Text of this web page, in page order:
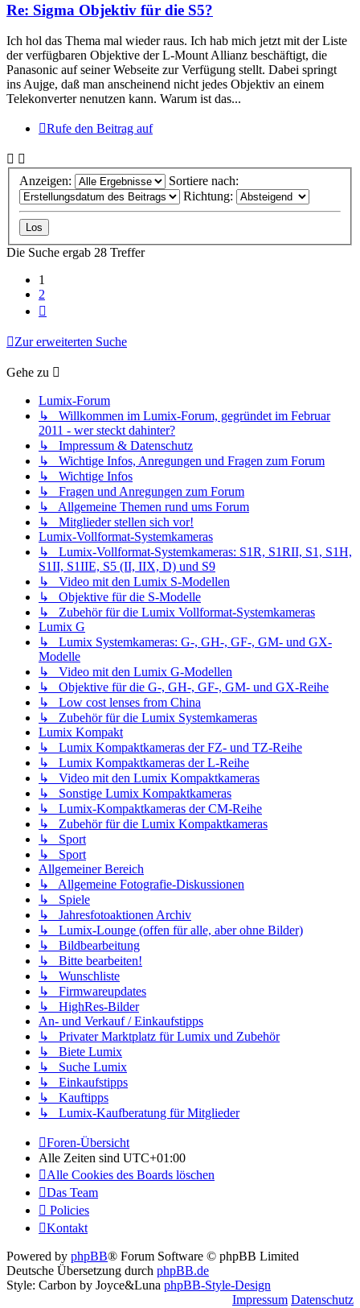
Re: Sigma Objektiv für die S5?
Ich hol das Thema mal wieder raus. Ich hab mich jetzt mit der Liste
der verfügbaren Objektive der L-Mount Allianz beschäftigt, die
Panasonic auf seiner Webseite zur Verfügung stellt. Dabei springt
ins Aujge, daß man anscheinend nicht jedes Objektiv an einem
Telekonverter nenutzen kann. Warum ist das...
Rufe den Beitrag auf
Anzeigen:
Sortiere nach:
Richtung:
Die Suche ergab 28 Treffer
1
2
Zur erweiterten Suche
Gehe zu
Lumix-Forum
↳ Willkommen im Lumix-Forum, gegründet im Februar
2011 - wer steckt dahinter?
↳ Impressum & Datenschutz
↳ Wichtige Infos, Anregungen und Fragen zum Forum
↳ Wichtige Infos
↳ Fragen und Anregungen zum Forum
↳ Allgemeine Themen rund ums Forum
↳ Mitglieder stellen sich vor!
Lumix-Vollformat-Systemkameras
↳ Lumix-Vollformat-Systemkameras: S1R, S1RII, S1, S1H,
S1II, S1IIE, S5 (II, IIX, D) und S9
↳ Video mit den Lumix S-Modellen
↳ Objektive für die S-Modelle
↳ Zubehör für die Lumix Vollformat-Systemkameras
Lumix G
↳ Lumix Systemkameras: G-, GH-, GF-, GM- und GX-
Modelle
↳ Video mit den Lumix G-Modellen
↳ Objektive für die G-, GH-, GF-, GM- und GX-Reihe
↳ Low cost lenses from China
↳ Zubehör für die Lumix Systemkameras
Lumix Kompakt
↳ Lumix Kompaktkameras der FZ- und TZ-Reihe
↳ Lumix Kompaktkameras der L-Reihe
↳ Video mit den Lumix Kompaktkameras
↳ Sonstige Lumix Kompaktkameras
↳ Lumix-Kompaktkameras der CM-Reihe
↳ Zubehör für die Lumix Kompaktkameras
↳ Sport
↳ Sport
Allgemeiner Bereich
↳ Allgemeine Fotografie-Diskussionen
↳ Spiele
↳ Jahresfotoaktionen Archiv
↳ Lumix-Lounge (offen für alle, aber ohne Bilder)
↳ Bildbearbeitung
↳ Bitte bearbeiten!
↳ Wunschliste
↳ Firmwareupdates
↳ HighRes-Bilder
An- und Verkauf / Einkaufstipps
↳ Privater Marktplatz für Lumix und Zubehör
↳ Biete Lumix
↳ Suche Lumix
↳ Einkaufstipps
↳ Kauftipps
↳ Lumix-Kaufberatung für Mitglieder
Foren-Übersicht
Alle Zeiten sind UTC+01:00
Alle Cookies des Boards löschen
Das Team
Policies
Kontakt
Powered by phpBB® Forum Software © phpBB Limited
Deutsche Übersetzung durch phpBB.de
Style: Carbon by Joyce&Luna phpBB-Style-Design
Impressum Datenschutz